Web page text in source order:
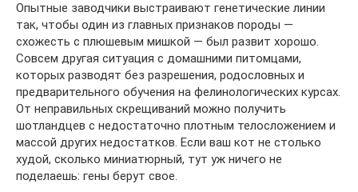
Опытные заводчики выстраивают генетические линии
так, чтобы один из главных признаков породы —
схожесть с плюшевым мишкой — был развит хорошо.
Совсем другая ситуация с домашними питомцами,
которых разводят без разрешения, родословных и
предварительного обучения на фелинологических курсах.
От неправильных скрещиваний можно получить
шотландцев с недостаточно плотным телосложением и
массой других недостатков. Если ваш кот не столько
худой, сколько миниатюрный, тут уж ничего не
поделаешь: гены берут свое.